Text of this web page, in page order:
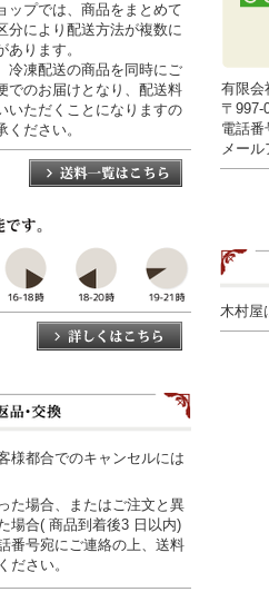
ップでは、商品をまとめて
分により配送方法が複数に
ります。
冷凍配送の商品を同時にご
でのお届けとなり、配送料
いただくことになりますの
ださい。
様都合でのキャンセルには
た場合、またはご注文と異
場合( 商品到着後3 日以内)
番号宛にご連絡の上、送料
ださい。
有限会
〒997-
電話番
メー
木村屋